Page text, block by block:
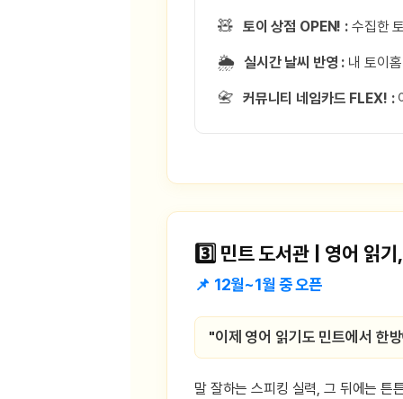
업적 트로피
업적 트로피
업적 트로피
[도전]어휘퀴즈
[도전]어휘퀴즈
[도전]어휘퀴즈
유용한영어표현
유용한영어표현
유용한영어표현
유용한영어표현
유용한영어표현
유용한영어표현
🧸 토이 상점 OPEN! : 수집한
🌦️ 실시간 날씨 반영 : 내 토이
📇 커뮤니티 네임카드 FLEX! :
3️⃣ 민트 도서관 | 영어 읽
📌 12월~1월 중 오픈
"이제 영어 읽기도 민트에서 한
말 잘하는 스피킹 실력, 그 뒤에는 튼